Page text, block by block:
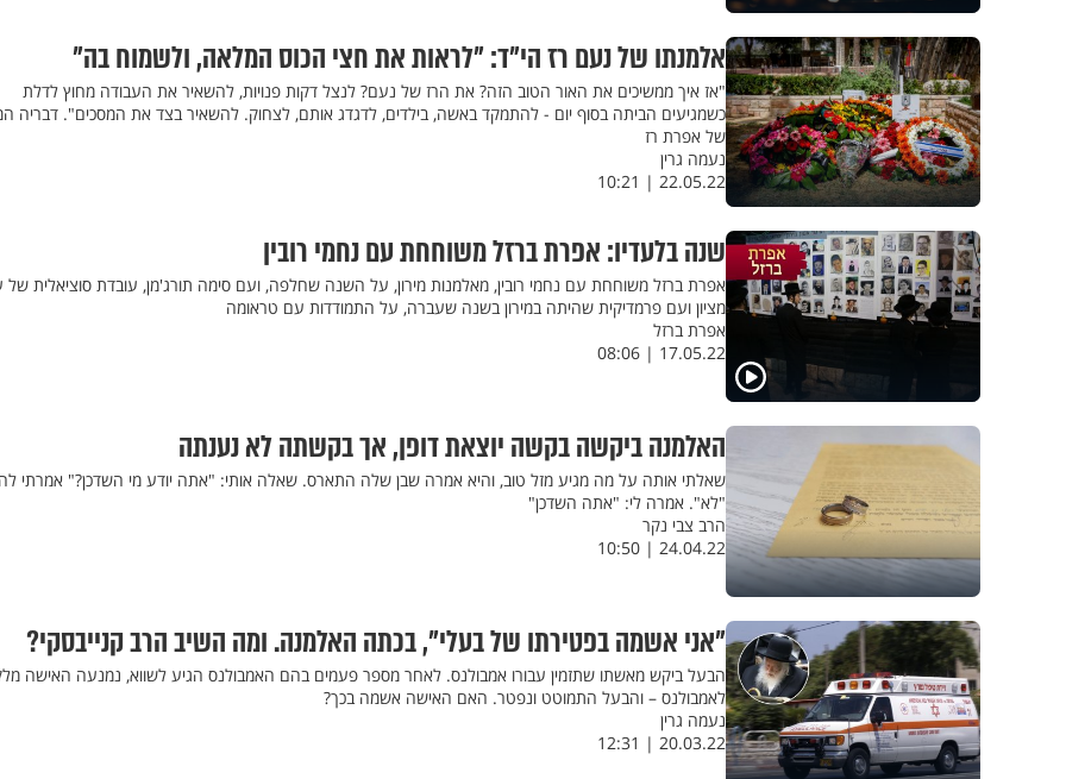
אלמנתו של נעם רז הי"ד: "לראות את חצי הכוס המלאה, ולשמוח בה"
"אז איך ממשיכים את האור הטוב הזה? את הרז של נעם? לנצל דקות פנויות, להשאיר את העבודה מחוץ לדלת
כשמגיעים הביתה בסוף יום - להתמקד באשה, בילדים, לדגדג אותם, לצחוק. להשאיר בצד את המסכים". דבריה
של אפרת רז
נעמה גרין
22.05.22 | 10:21
שנה בלעדיו: אפרת ברזל משוחחת עם נחמי רובין
אפרת ברזל משוחחת עם נחמי רובין, מאלמנות מירון, על השנה שחלפה, ועם סימה תורג'מן, עובדת סוציאלית של
מציון ועם פרמדיקית שהיתה במירון בשנה שעברה, על התמודדות עם טראומה
אפרת ברזל
17.05.22 | 08:06
האלמנה ביקשה בקשה יוצאת דופן, אך בקשתה לא נענתה
שאלתי אותה על מה מגיע מזל טוב, והיא אמרה שבן שלה התארס. שאלה אותי: "אתה יודע מי השדכן?" אמרתי
"לא". אמרה לי: "אתה השדכן"
הרב צבי נקר
24.04.22 | 10:50
"אני אשמה בפטירתו של בעלי", בכתה האלמנה. ומה השיב הרב קנייבסקי?
הבעל ביקש מאשתו שתזמין עבורו אמבולנס. לאחר מספר פעמים בהם האמבולנס הגיע לשווא, נמנעה האישה
לאמבולנס – והבעל התמוטט ונפטר. האם האישה אשמה בכך?
נעמה גרין
20.03.22 | 12:31